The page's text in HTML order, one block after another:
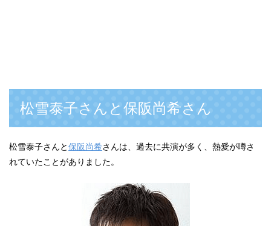
松雪泰子さんと保阪尚希さん
松雪泰子さんと保阪尚希さんは、過去に共演が多く、熱愛が噂さ
れていたことがありました。